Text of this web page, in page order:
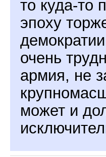
то куда-то
эпоху
очень
армия, не
может и